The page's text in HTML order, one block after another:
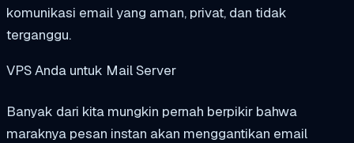
komunikasi email yang aman, privat, dan tidak
terganggu.
VPS Anda untuk Mail Server
Banyak dari kita mungkin pernah berpikir bahwa
maraknya pesan instan akan menggantikan email